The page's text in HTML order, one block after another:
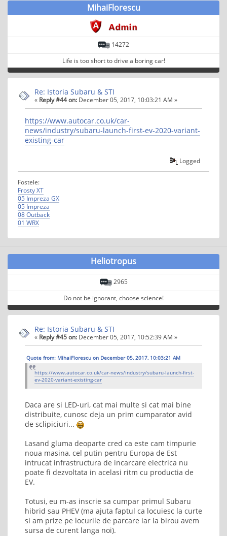
MihaiFlorescu
14272
Life is too short to drive a boring car!
Re: Istoria Subaru & STI
« Reply #44 on: December 05, 2017, 10:03:21 AM »
https://www.autocar.co.uk/car-
news/industry/subaru-launch-first-ev-2020-variant-
existing-car
Logged
Fostele:
Frosty XT
05 Impreza GX
05 Impreza
08 Outback
01 WRX
Heliotropus
2965
Do not be ignorant, choose science!
Re: Istoria Subaru & STI
« Reply #45 on: December 05, 2017, 10:52:39 AM »
Quote from: MihaiFlorescu on December 05, 2017, 10:03:21 AM
https://www.autocar.co.uk/car-news/industry/subaru-launch-first-
ev-2020-variant-existing-car
Daca are si LED-uri, cat mai multe si cat mai bine
distribuite, cunosc deja un prim cumparator avid
de sclipiciuri...
Lasand gluma deoparte cred ca este cam timpurie
noua masina, cel putin pentru Europa de Est
intrucat infrastructura de incarcare electrica nu
poate fi dezvoltata in acelasi ritm cu productia de
EV.
Totusi, eu m-as inscrie sa cumpar primul Subaru
hibrid sau PHEV (ma ajuta faptul ca locuiesc la curte
si am prize pe locurile de parcare iar la birou avem
sursa de curent langa noi).